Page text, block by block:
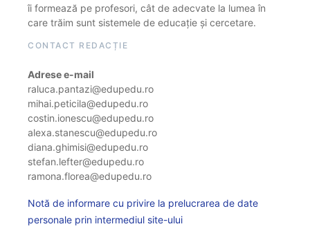
îi formează pe profesori, cât de adecvate la lumea în
care trăim sunt sistemele de educație și cercetare.
CONTACT REDACȚIE
Adrese e-mail
raluca.pantazi@edupedu.ro
mihai.peticila@edupedu.ro
costin.ionescu@edupedu.ro
alexa.stanescu@edupedu.ro
diana.ghimisi@edupedu.ro
stefan.lefter@edupedu.ro
ramona.florea@edupedu.ro
Notă de informare cu privire la prelucrarea de date
personale prin intermediul site-ului